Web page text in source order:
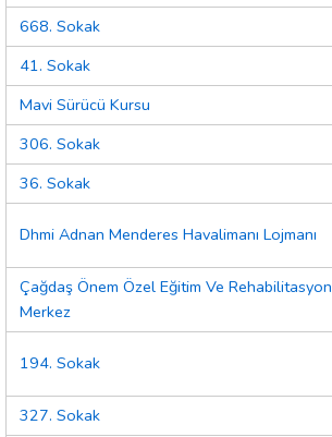
668. Sokak
41. Sokak
Mavi Sürücü Kursu
306. Sokak
36. Sokak
Dhmi Adnan Menderes Havalimanı Lojmanı
Çağdaş Önem Özel Eğitim Ve Rehabilitasyon
Merkez
194. Sokak
327. Sokak